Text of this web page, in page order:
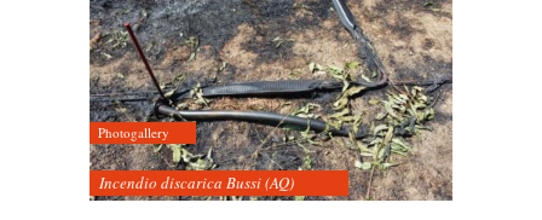
Photogallery
Incendio discarica Bussi (AQ)